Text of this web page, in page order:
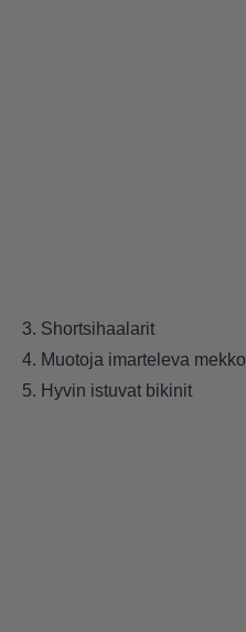
3. Shortsihaalarit
4. Muotoja imarteleva mekko
5. Hyvin istuvat bikinit